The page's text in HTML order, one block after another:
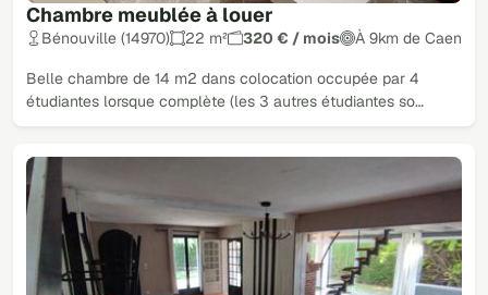
Chambre meublée à louer
Bénouville (14970) 22 m² 320 € / mois À 9km de Caen
Belle chambre de 14 m2 dans colocation occupée par 4
étudiantes lorsque complète (les 3 autres étudiantes so…